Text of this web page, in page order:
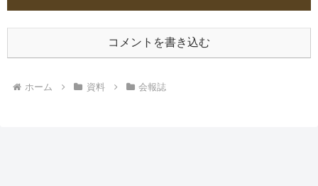
コメントを書き込む
ホーム 資料 会報誌